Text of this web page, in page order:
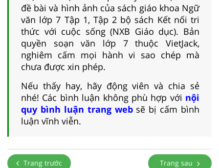
đề bài và hình ảnh của sách giáo khoa Ngữ
văn lớp 7 Tập 1, Tập 2 bộ sách Kết nối tri
thức với cuộc sống (NXB Giáo dục). Bản
quyền soạn văn lớp 7 thuộc VietJack,
nghiêm cấm mọi hành vi sao chép mà
chưa được xin phép.
Nếu thấy hay, hãy động viên và chia sẻ
nhé! Các bình luận không phù hợp với nội
quy bình luận trang websẽ bị cấm bình
luận vĩnh viễn.
Trang trước Trang sau